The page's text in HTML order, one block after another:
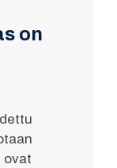
on
ovat